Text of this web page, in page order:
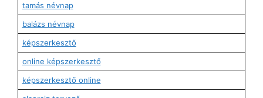
tamás névnap
balázs névnap
képszerkesztő
online képszerkesztő
képszerkesztő online